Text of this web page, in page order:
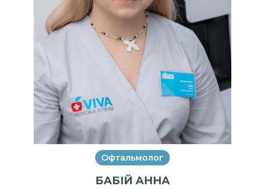
імплантацією ІОЛ Tecnis Synergy
toric IOL DFW300/375 (Johnson &
Johnson, США)
Офтальмолог
БАБІЙ АННА